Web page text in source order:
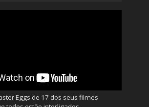
Eggs de 17 dos seus filmes